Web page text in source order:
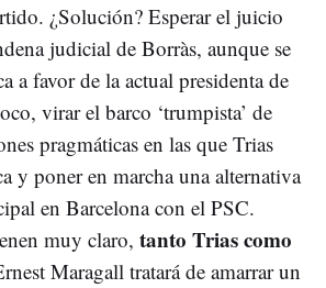
¿Solución? Esperar el juicio
judicial de Borràs, aunque se
a favor de la actual presidenta de
virar el barco ‘trumpista’ de
pragmáticas en las que Trias
y poner en marcha una alternativa
en Barcelona con el PSC.
muy claro, tanto Trias como
Maragall tratará de amarrar un